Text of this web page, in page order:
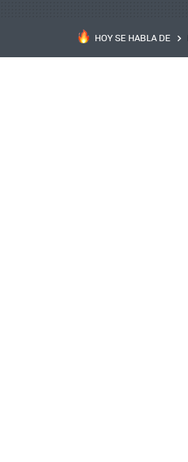
HOY SE HABLA DE